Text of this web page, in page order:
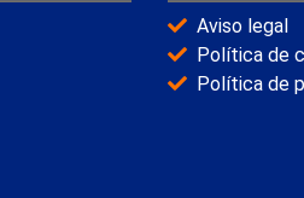
Aviso legal
Política de
Política de